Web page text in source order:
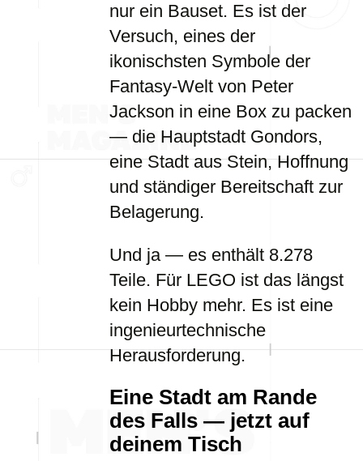
nur ein Bauset. Es ist der
Versuch, eines der
ikonischsten Symbole der
Fantasy-Welt von Peter
Jackson in eine Box zu packen
— die Hauptstadt Gondors,
eine Stadt aus Stein, Hoffnung
und ständiger Bereitschaft zur
Belagerung.
Und ja — es enthält 8.278
Teile. Für LEGO ist das längst
kein Hobby mehr. Es ist eine
ingenieurtechnische
Herausforderung.
Eine Stadt am Rande
des Falls — jetzt auf
deinem Tisch